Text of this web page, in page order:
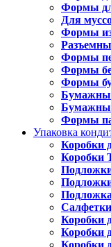
Формы
Для
Формы
Формы
Формы
Формы
Формы
Упаковка
Коробки
Коробки
Коробки
Коробки
Коробки